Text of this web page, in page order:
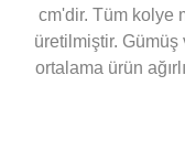
cm'dir. Tüm kolye
üretilmiştir.
ortalama ürün